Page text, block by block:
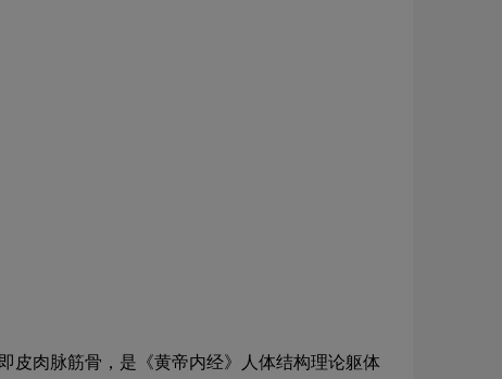
皮肉脉筋骨，是《黄帝内经》人体结构理论躯体